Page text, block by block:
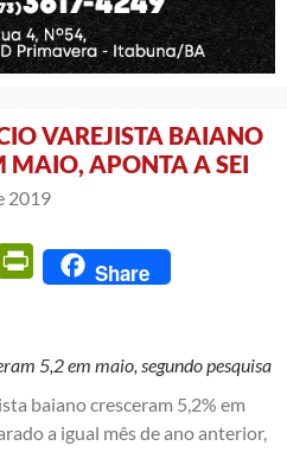
VAREJISTA BAIANO
MAIO, APONTA A SEI
2019
Email PrintFriendly
Share
5,2 em maio, segundo pesquisa
baiano cresceram 5,2% em
a igual mês de ano anterior,